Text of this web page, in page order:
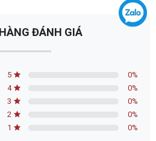
ĐÁNH GIÁ
5 0%
4
0%
3
0%
2
0%
1
0%